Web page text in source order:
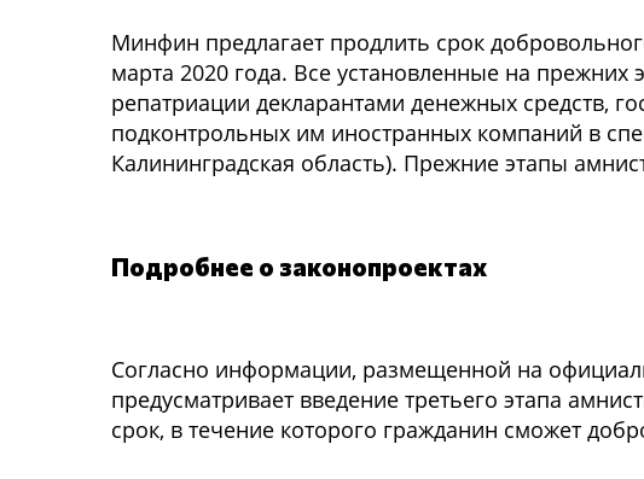
Минфин предлагает продлить срок
марта 2020 года. Все установленные на прежних
репатриации декларантами денежных средств,
подконтрольных им иностранных компаний в
Калининградская область). Прежние этапы
Подробнее о законопроектах
Согласно информации, размещенной на
предусматривает введение третьего этапа
срок, в течение которого гражданин сможет